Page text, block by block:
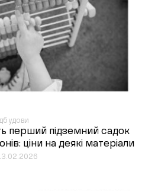
перший підземний садок
ціни на деякі матеріали